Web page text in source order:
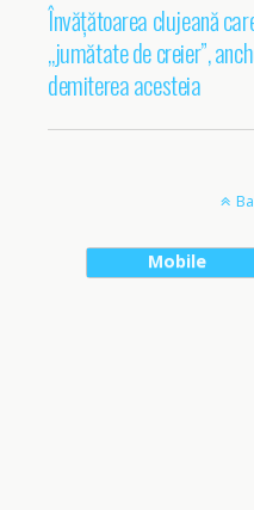
Învățătoarea clujeană
„jumătate de creier”,
demiterea acesteia
Mobile